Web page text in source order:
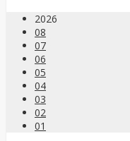
2026
08
07
06
05
04
03
02
01